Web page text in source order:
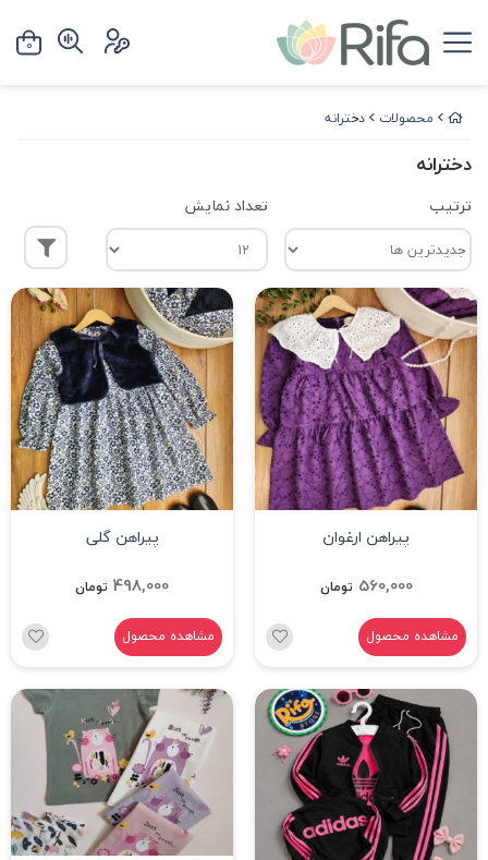
محصولات دخترانه
دخترانه
ترتیب تعداد نمایش
پیراهن ارغوان
560,000 تومان
مشاهده محصول
پیراهن گلی
498,000 تومان
مشاهده محصول
0